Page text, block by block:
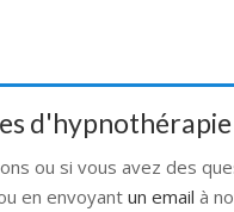
ou si vous avez des
en envoyantun email à